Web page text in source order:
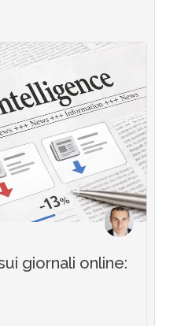
giornali online: